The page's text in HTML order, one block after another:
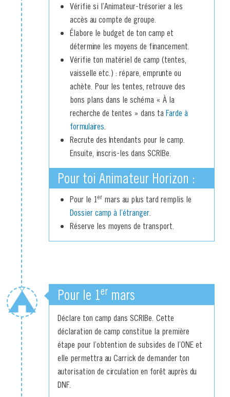
Vérifie si l’Animateur-trésorier a les
accès au compte de groupe.
Élabore le budget de ton camp et
détermine les moyens de financement.
Vérifie ton matériel de camp (tentes,
vaisselle etc.) : répare, emprunte ou
achète. Pour les tentes, retrouve des
bons plans dans le schéma « À la
recherche de tentes » dans ta Farde à
formulaires.
Recrute des Intendants pour le camp.
Ensuite, inscris-les dans SCRIBe.
Pour toi Animateur Horizon :
Pour le 1ermars au plus tard remplis le
Dossier camp à l’étranger.
Réserve les moyens de transport.
Pour le 1ermars
Déclare ton camp dans SCRIBe. Cette
déclaration de camp constitue la première
étape pour l’obtention de subsides de l’ONE et
elle permettra au Carrick de demander ton
autorisation de circulation en forêt auprès du
DNF.